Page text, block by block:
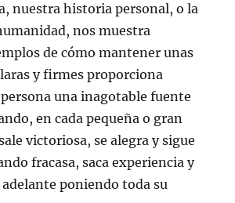
nuestra historia personal, o la
nos muestra
de cómo mantener unas
y firmes proporciona
una inagotable fuente
en cada pequeña o gran
victoriosa, se alegra y sigue
fracasa, saca experiencia y
poniendo toda su